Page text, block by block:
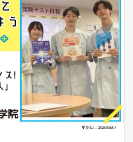
更新日：2026/08/07